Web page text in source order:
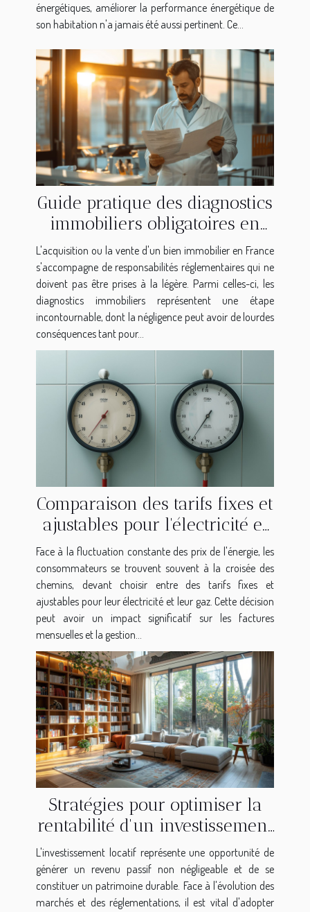
énergétiques, améliorer la performance énergétique de
son habitation n'a jamais été aussi pertinent. Ce...
Guide pratique des diagnostics
immobiliers obligatoires en
France
L'acquisition ou la vente d'un bien immobilier en France
s'accompagne de responsabilités réglementaires qui ne
doivent pas être prises à la légère. Parmi celles-ci, les
diagnostics immobiliers représentent une étape
incontournable, dont la négligence peut avoir de lourdes
conséquences tant pour...
Comparaison des tarifs fixes et
ajustables pour l'électricité et
le gaz
Face à la fluctuation constante des prix de l'énergie, les
consommateurs se trouvent souvent à la croisée des
chemins, devant choisir entre des tarifs fixes et
ajustables pour leur électricité et leur gaz. Cette décision
peut avoir un impact significatif sur les factures
mensuelles et la gestion...
Stratégies pour optimiser la
rentabilité d'un investissement
locatif
L'investissement locatif représente une opportunité de
générer un revenu passif non négligeable et de se
constituer un patrimoine durable. Face à l'évolution des
marchés et des réglementations, il est vital d'adopter